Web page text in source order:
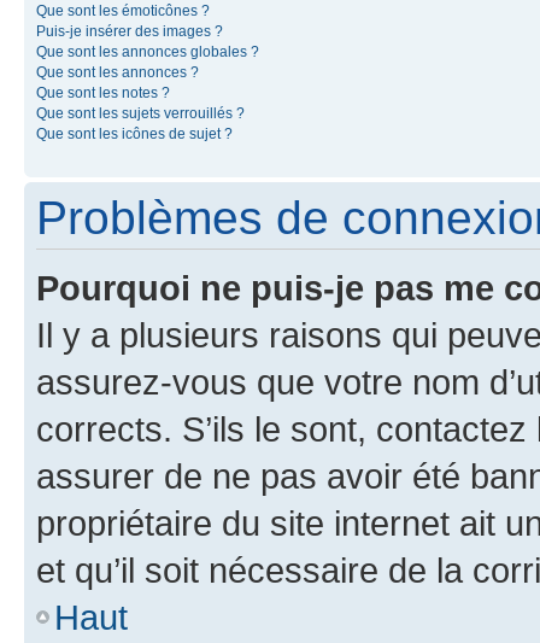
Que sont les émoticônes ?
Puis-je insérer des images ?
Que sont les annonces globales ?
Que sont les annonces ?
Que sont les notes ?
Que sont les sujets verrouillés ?
Que sont les icônes de sujet ?
Problèmes de
Pourquoi ne puis-je pas me
Il y a plusieurs raisons qui
assurez-vous que votre nom
corrects. S’ils le sont,
assurer de ne pas avoir été
propriétaire du site internet ait
et qu’il soit nécessaire de la
Haut